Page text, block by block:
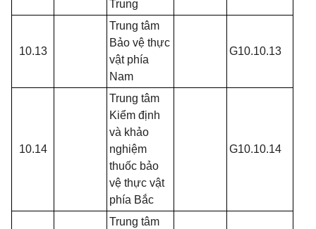
Trung
10.13
Trung tâm
Bảo vệ thực
vật phía
Nam
G10.10.13
10.14
Trung tâm
Kiểm định
và khảo
nghiệm
thuốc bảo
vệ thực vật
phía Bắc
G10.10.14
Trung tâm